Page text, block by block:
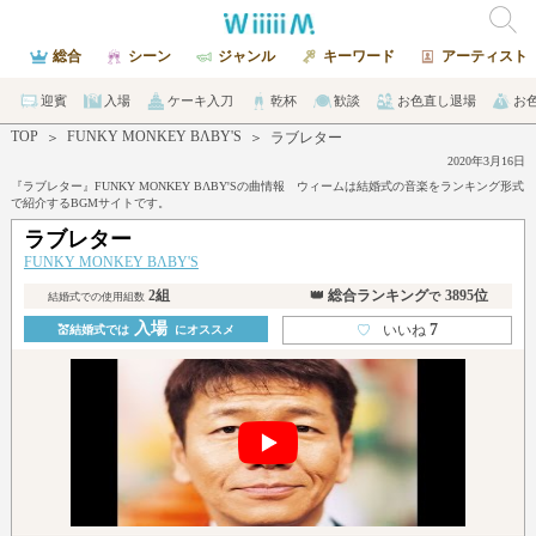
総合 シーン ジャンル キーワード アーティスト
迎賓 入場 ケーキ入刀 乾杯 歓談 お色直し退場 お
TOP ＞ FUNKY MONKEY BΛBY'S ＞ ラブレター
2020年3月16日
『ラブレター』FUNKY MONKEY BΛBY'Sの曲情報 ウィームは結婚式の音楽をランキング形式
で紹介するBGMサイトです。
ラブレター
FUNKY MONKEY BΛBY'S
結婚式での使用組数2組 👑 総合ランキングで 3895位
💒結婚式では入場 にオススメ ♡ いいね7